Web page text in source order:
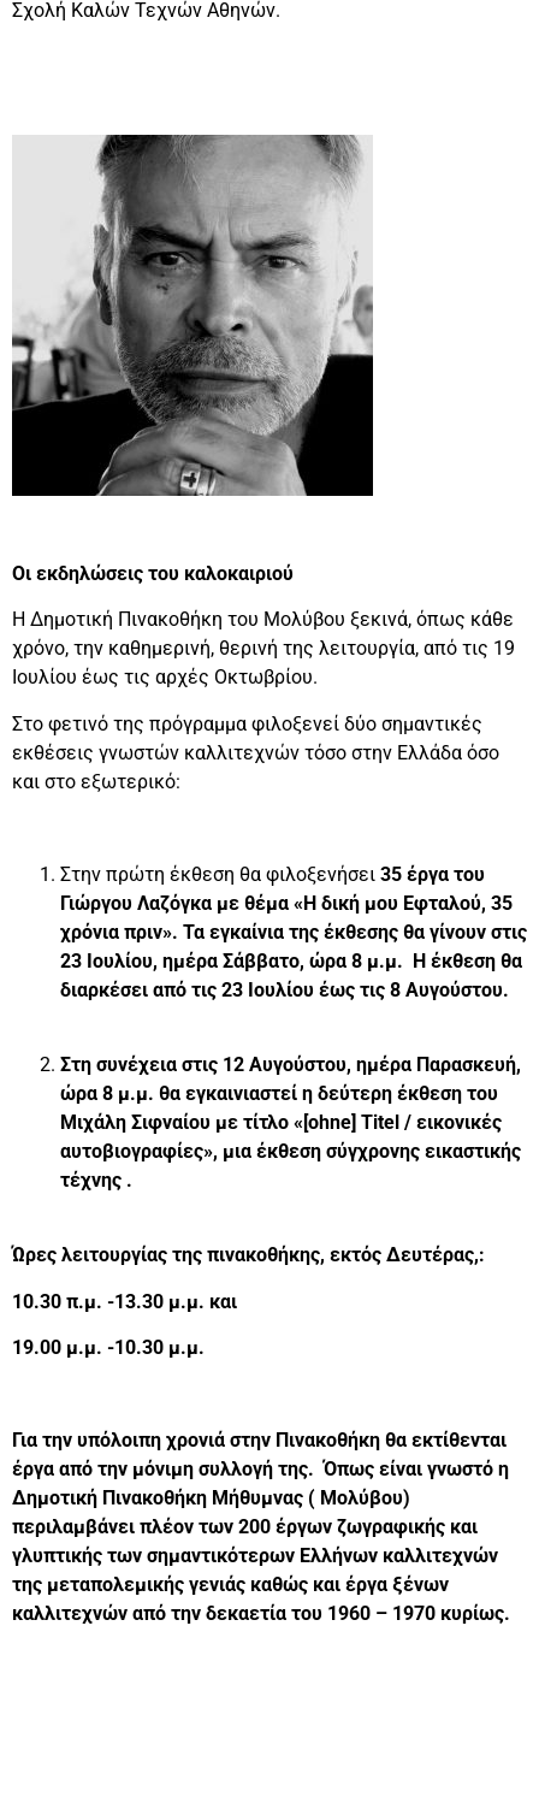
Σχολή Καλών Τεχνών Αθηνών.
Οι εκδηλώσεις του καλοκαιριού
Η Δημοτική Πινακοθήκη του Μολύβου ξεκινά, όπως κάθε
χρόνο, την καθημερινή, θερινή της λειτουργία, από τις 19
Ιουλίου έως τις αρχές Οκτωβρίου.
Στο φετινό της πρόγραμμα φιλοξενεί δύο σημαντικές
εκθέσεις γνωστών καλλιτεχνών τόσο στην Ελλάδα όσο
και στο εξωτερικό:
Στην πρώτη έκθεση θα φιλοξενήσει 35 έργα του
Γιώργου Λαζόγκα με θέμα «Η δική μου Εφταλού, 35
χρόνια πριν». Τα εγκαίνια της έκθεσης θα γίνουν στις
23 Ιουλίου, ημέρα Σάββατο, ώρα 8 μ.μ. Η έκθεση θα
διαρκέσει από τις 23 Ιουλίου έως τις 8 Αυγούστου.
Στη συνέχεια στις 12 Αυγούστου, ημέρα Παρασκευή,
ώρα 8 μ.μ. θα εγκαινιαστεί η δεύτερη έκθεση του
Μιχάλη Σιφναίου με τίτλο «[ohne] Titel / εικονικές
αυτοβιογραφίες», μια έκθεση σύγχρονης εικαστικής
τέχνης .
Ώρες λειτουργίας της πινακοθήκης, εκτός Δευτέρας,:
10.30 π.μ. -13.30 μ.μ. και
19.00 μ.μ. -10.30 μ.μ.
Για την υπόλοιπη χρονιά στην Πινακοθήκη θα εκτίθενται
έργα από την μόνιμη συλλογή της. Όπως είναι γνωστό η
Δημοτική Πινακοθήκη Μήθυμνας ( Μολύβου)
περιλαμβάνει πλέον των 200 έργων ζωγραφικής και
γλυπτικής των σημαντικότερων Ελλήνων καλλιτεχνών
της μεταπολεμικής γενιάς καθώς και έργα ξένων
καλλιτεχνών από την δεκαετία του 1960 – 1970 κυρίως.